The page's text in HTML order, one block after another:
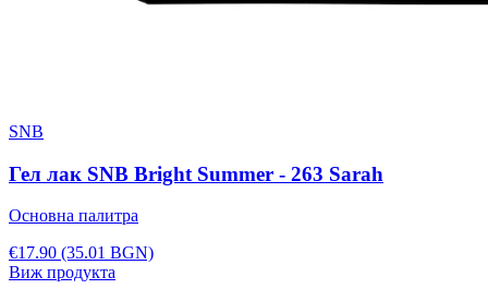
SNB
Гел лак SNB Bright Summer - 263 Sarah
Основна палитра
€17.90 (35.01 BGN)
Виж продукта